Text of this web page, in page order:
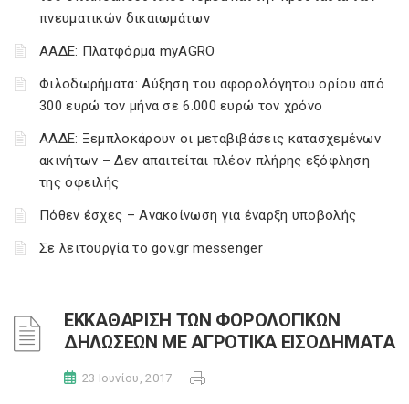
πνευματικών δικαιωμάτων
ΑΑΔΕ: Πλατφόρμα myAGRO
Φιλοδωρήματα: Αύξηση του αφορολόγητου ορίου από
300 ευρώ τον μήνα σε 6.000 ευρώ τον χρόνο
ΑΑΔΕ: Ξεμπλοκάρουν οι μεταβιβάσεις κατασχεμένων
ακινήτων – Δεν απαιτείται πλέον πλήρης εξόφληση
της οφειλής
Πόθεν έσχες – Ανακοίνωση για έναρξη υποβολής
Σε λειτουργία το gov.gr messenger
ΕΚΚΑΘΑΡΙΣΗ ΤΩΝ ΦΟΡΟΛΟΓΙΚΩΝ
ΔΗΛΩΣΕΩΝ ΜΕ ΑΓΡΟΤΙΚΑ ΕΙΣΟΔΗΜΑΤΑ
23 Ιουνίου, 2017